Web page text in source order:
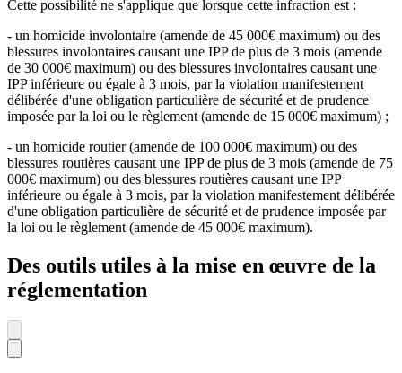
Cette possibilité ne s'applique que lorsque cette infraction est :
- un homicide involontaire (amende de 45 000€ maximum) ou des
blessures involontaires causant une IPP de plus de 3 mois (amende
de 30 000€ maximum) ou des blessures involontaires causant une
IPP inférieure ou égale à 3 mois, par la violation manifestement
délibérée d'une obligation particulière de sécurité et de prudence
imposée par la loi ou le règlement (amende de 15 000€ maximum) ;
- un homicide routier (amende de 100 000€ maximum) ou des
blessures routières causant une IPP de plus de 3 mois (amende de 75
000€ maximum) ou des blessures routières causant une IPP
inférieure ou égale à 3 mois, par la violation manifestement délibérée
d'une obligation particulière de sécurité et de prudence imposée par
la loi ou le règlement (amende de 45 000€ maximum).
Des outils utiles à la mise en œuvre de la
réglementation